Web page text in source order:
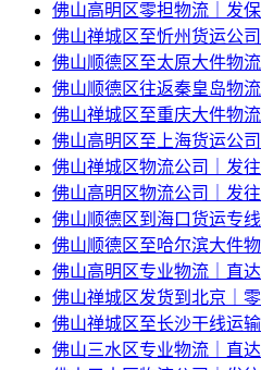
佛山高明区零担物流｜发
佛山禅城区至忻州货运公
佛山顺德区至太原大件物
佛山顺德区往返秦皇岛物
佛山禅城区至重庆大件物
佛山高明区至上海货运公
佛山禅城区物流公司｜发
佛山高明区物流公司｜发
佛山顺德区到海口货运专
佛山顺德区至哈尔滨大件
佛山高明区专业物流｜直
佛山禅城区发货到北京｜
佛山禅城区至长沙干线运
佛山三水区专业物流｜直